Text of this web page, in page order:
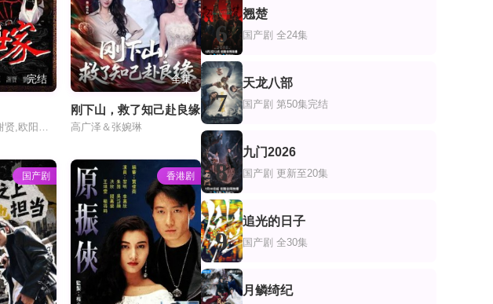
完结 全集
刚下山，救了知己赴良缘
高广泽＆张婉琳
国产剧 香港剧
6
翘楚
国产剧 全24集
7
天龙八部
国产剧 第50集完结
8
九门2026
国产剧 更新至20集
9
追光的日子
国产剧 全30集
月鳞绮纪